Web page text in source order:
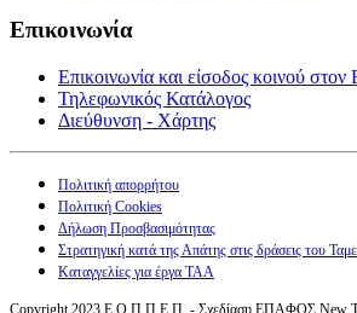
Επικοινωνία
Επικοινωνία και είσοδος κοινού
Τηλεφωνικός Κατάλογος
Διεύθυνση - Χάρτης
Πολιτική απορρήτου
Πολιτική Cookies
Δήλωση Προσβασιμότητας
Στρατηγική κατά της Απάτης στις δράσεις του
Καταγγελίες για έργα ΤΑΑ
Copyright 2023 Ε.Ο.Π.Π.Ε.Π. - Σχεδίαση ΕΠΑΦΟΣ New